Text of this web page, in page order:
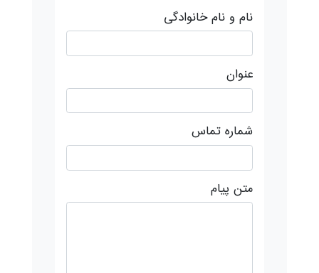
نام و نام خانوادگی
عنوان
شماره تماس
متن پیام